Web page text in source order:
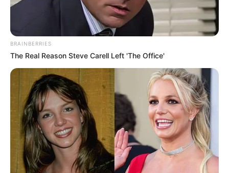
BUSCAR
DESTAQUES
FACEBOOK
DESTAQUES DA SEMANA
BRAINBERRIES
The Real Reason Steve Carell Left 'The Office'